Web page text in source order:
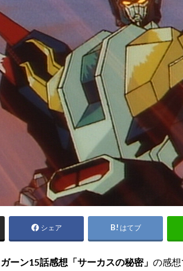
シェア はてブ
ーン15話感想「サーカスの秘密」 の感